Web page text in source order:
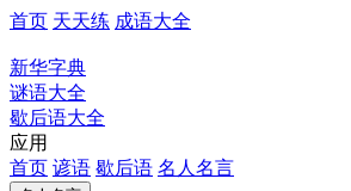
首页 天天练 成语大全
新华字典
谜语大全
歇后语大全
应用
首页 谚语 歇后语 名人名言